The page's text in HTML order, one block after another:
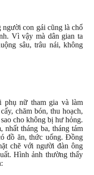
người con gái cũng là chổ
Vì vậy mà dân gian ta
sâu, trâu nái, không
phụ nữ tham gia và làm
chăm bón, thu hoạch,
cho không bị hư hỏng.
nhất tháng ba, tháng tám
đồ ăn, thức uống. Đồng
chẽ với người đàn ông
Hình ảnh thường thấy